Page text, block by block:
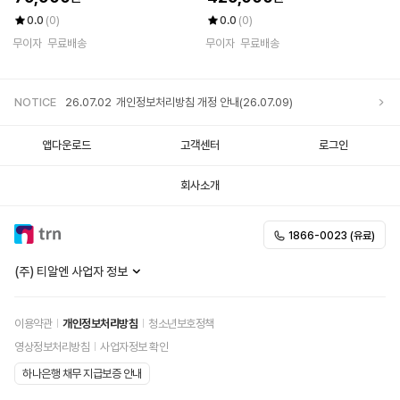
0.0 (0)
무이자 무료배송
0.0 (0)
무이자 무료배송
NOTICE 26.07.02 개인정보처리방침 개정 안내(26.07.09)
앱다운로드 고객센터 로그인
회사소개
(주) 티알엔 사업자 정보
이용약관 개인정보처리방침
청소년보호정책
영상정보처리방침
사업자정보 확인
하나은행 채무 지급보증 안내
1866-0023 (유료)